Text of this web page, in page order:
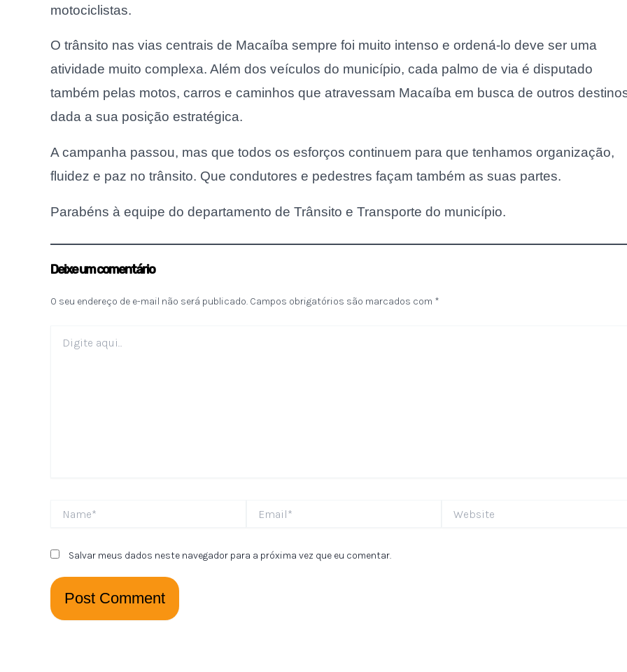
motociclistas.
O trânsito nas vias centrais de Macaíba sempre foi muito intenso e ordená-lo deve ser uma
atividade muito complexa. Além dos veículos do município, cada palmo de via é disputado
também pelas motos, carros e caminhos que atravessam Macaíba em busca de outros
dada a sua posição estratégica.
A campanha passou, mas que todos os esforços continuem para que tenhamos organização,
fluidez e paz no trânsito. Que condutores e pedestres façam também as suas partes.
Parabéns à equipe do departamento de Trânsito e Transporte do município.
Deixe um comentário
O seu endereço de e-mail não será publicado. Campos obrigatórios são marcados com *
aqui...
Salvar meus dados neste navegador para a próxima vez que eu comentar.